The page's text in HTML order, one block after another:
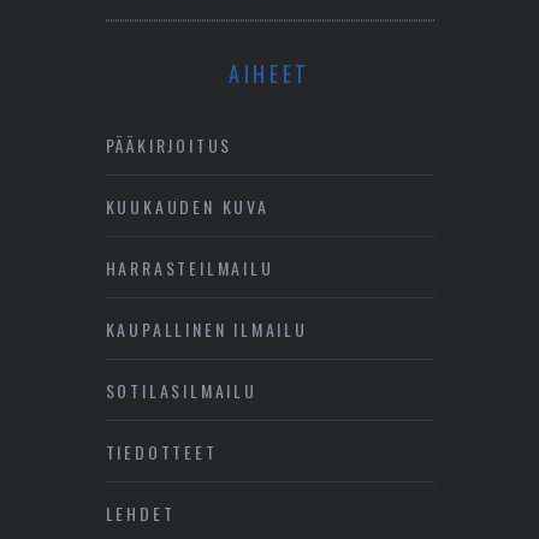
AIHEET
PÄÄKIRJOITUS
KUUKAUDEN KUVA
HARRASTEILMAILU
KAUPALLINEN ILMAILU
SOTILASILMAILU
TIEDOTTEET
LEHDET